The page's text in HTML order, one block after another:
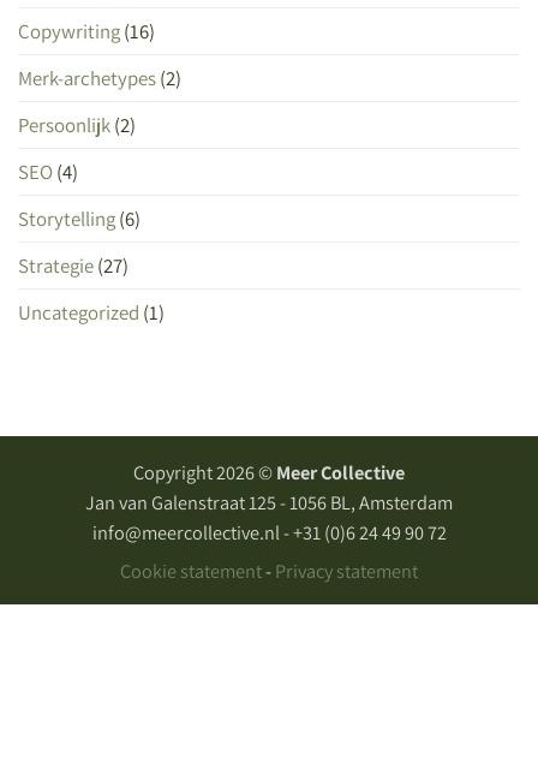
Copywriting(16)
Merk-archetypes(2)
Persoonlijk(2)
SEO(4)
Storytelling(6)
Strategie(27)
Uncategorized (1)
Copyright 2026 ©Meer Collective
Jan van Galenstraat 125 - 1056 BL, Amsterdam
info@meercollective.nl - +31 (0)6 24 49 90 72
Cookie statement-Privacy statement